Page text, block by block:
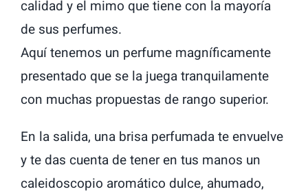
calidad y el mimo que tiene con la mayoría
de sus perfumes.
Aquí tenemos un perfume magníficamente
presentado que se la juega tranquilamente
con muchas propuestas de rango superior.
En la salida, una brisa perfumada te envuelve
y te das cuenta de tener en tus manos un
caleidoscopio aromático dulce, ahumado,